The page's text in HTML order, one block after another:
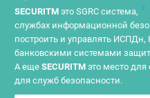
SECURITM это SGRC система, ?
службах информационной
построить и управлять
банковскими системами
А еще SECURITM это место
для служб безопасности.